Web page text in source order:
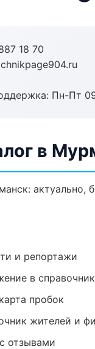
18 70
Пн-Пт
в
и репортажи
в
пробок
жителей и
отзывами